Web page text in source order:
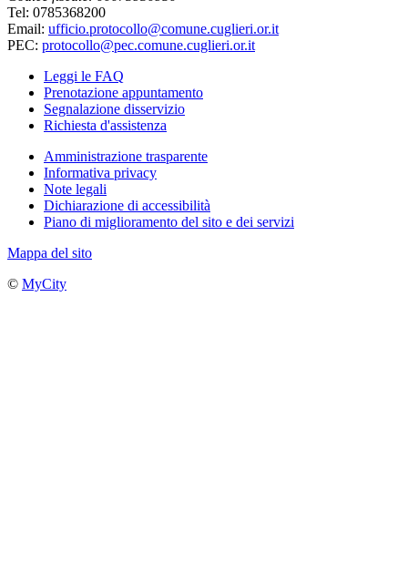
Tel: 0785368200
Email: ufficio.protocollo@comune.cuglieri.or.it
PEC: protocollo@pec.comune.cuglieri.or.it
Leggi le FAQ
Prenotazione appuntamento
Segnalazione disservizio
Richiesta d'assistenza
Amministrazione trasparente
Informativa privacy
Note legali
Dichiarazione di accessibilità
Piano di miglioramento del sito e dei servizi
Mappa del sito
© MyCity